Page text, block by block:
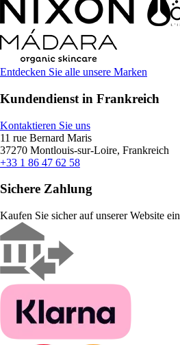
Entdecken Sie alle unsere Marken
Kundendienst in Frankreich
Kontaktieren Sie uns
11 rue Bernard Maris
37270 Montlouis-sur-Loire, Frankreich
+33 1 86 47 62 58
Sichere Zahlung
Kaufen Sie sicher auf unserer Website ein